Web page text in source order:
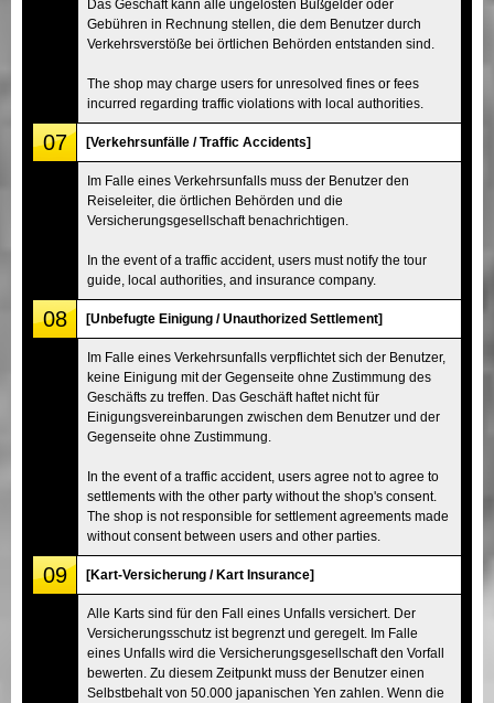
Das Geschäft kann alle ungelösten Bußgelder oder
Gebühren in Rechnung stellen, die dem Benutzer durch
Verkehrsverstöße bei örtlichen Behörden entstanden sind.
The shop may charge users for unresolved fines or fees
incurred regarding traffic violations with local authorities.
07 [Verkehrsunfälle / Traffic Accidents]
Im Falle eines Verkehrsunfalls muss der Benutzer den
Reiseleiter, die örtlichen Behörden und die
Versicherungsgesellschaft benachrichtigen.
In the event of a traffic accident, users must notify the tour
guide, local authorities, and insurance company.
08 [Unbefugte Einigung / Unauthorized Settlement]
Im Falle eines Verkehrsunfalls verpflichtet sich der Benutzer,
keine Einigung mit der Gegenseite ohne Zustimmung des
Geschäfts zu treffen. Das Geschäft haftet nicht für
Einigungsvereinbarungen zwischen dem Benutzer und der
Gegenseite ohne Zustimmung.
In the event of a traffic accident, users agree not to agree to
settlements with the other party without the shop's consent.
The shop is not responsible for settlement agreements made
without consent between users and other parties.
09 [Kart-Versicherung / Kart Insurance]
Alle Karts sind für den Fall eines Unfalls versichert. Der
Versicherungsschutz ist begrenzt und geregelt. Im Falle
eines Unfalls wird die Versicherungsgesellschaft den Vorfall
bewerten. Zu diesem Zeitpunkt muss der Benutzer einen
Selbstbehalt von 50.000 japanischen Yen zahlen. Wenn die